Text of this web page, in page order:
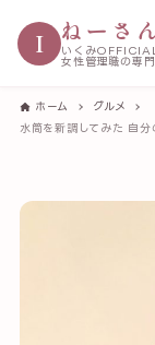
I ねーさ
いくみ
女性管理職の専
ホーム
グルメ
水筒を新調してみた 自